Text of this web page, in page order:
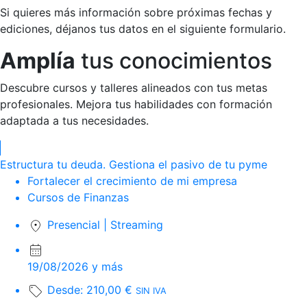
Si quieres más información sobre próximas fechas y
ediciones, déjanos tus datos en el siguiente formulario.
Amplía tus conocimientos
Descubre cursos y talleres alineados con tus metas
profesionales. Mejora tus habilidades con formación
adaptada a tus necesidades.
Estructura tu deuda. Gestiona el pasivo de tu pyme
Fortalecer el crecimiento de mi empresa
Cursos de Finanzas
Presencial
Streaming
19/08/2026 y más
Desde: 210,00 € SIN IVA